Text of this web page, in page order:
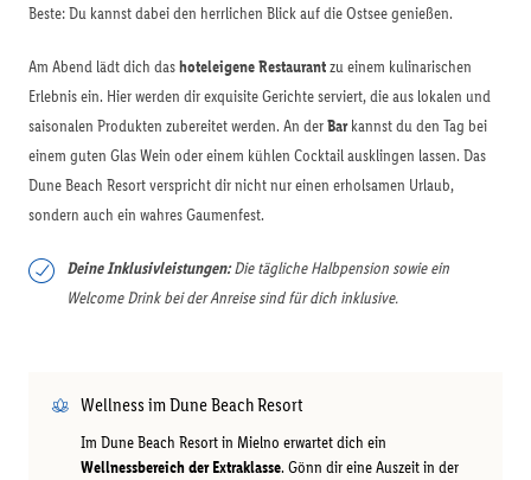
Beste: Du kannst dabei den herrlichen Blick auf die Ostsee genießen.
Am Abend lädt dich dashoteleigene Restaurantzu einem kulinarischen
Erlebnis ein. Hier werden dir exquisite Gerichte serviert, die aus lokalen und
saisonalen Produkten zubereitet werden. An derBarkannst du den Tag bei
einem guten Glas Wein oder einem kühlen Cocktail ausklingen lassen. Das
Dune Beach Resort verspricht dir nicht nur einen erholsamen Urlaub,
sondern auch ein wahres Gaumenfest.
Deine Inklusivleistungen:Die tägliche Halbpension sowie ein
Welcome Drink bei der Anreise sind für dich inklusive.
Wellness im Dune Beach Resort
Im Dune Beach Resort in Mielno erwartet dich ein
Wellnessbereich der Extraklasse. Gönn dir eine Auszeit in der